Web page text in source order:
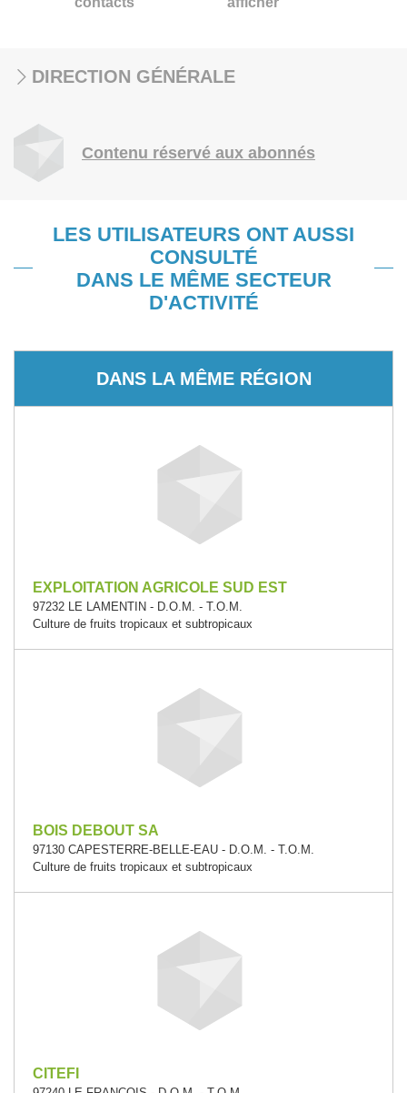
DIRECTION GÉNÉRALE
Contenu réservé aux abonnés
LES UTILISATEURS ONT AUSSI
CONSULTÉ
DANS LE MÊME SECTEUR
D'ACTIVITÉ
DANS LA MÊME RÉGION
EXPLOITATION AGRICOLE SUD EST
97232 LE LAMENTIN - D.O.M. - T.O.M.
Culture de fruits tropicaux et subtropicaux
BOIS DEBOUT SA
97130 CAPESTERRE-BELLE-EAU - D.O.M. - T.O.M.
Culture de fruits tropicaux et subtropicaux
CITEFI